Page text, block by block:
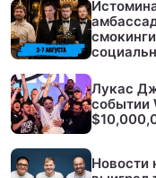
Лукас
событии
Новости